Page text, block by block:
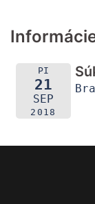
PI
21
SEP
2018